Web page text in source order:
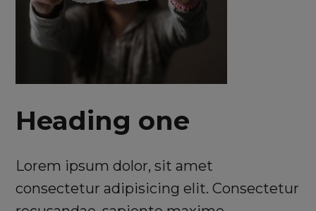
Heading one
Lorem ipsum dolor, sit amet
consectetur adipisicing elit. Consectetur